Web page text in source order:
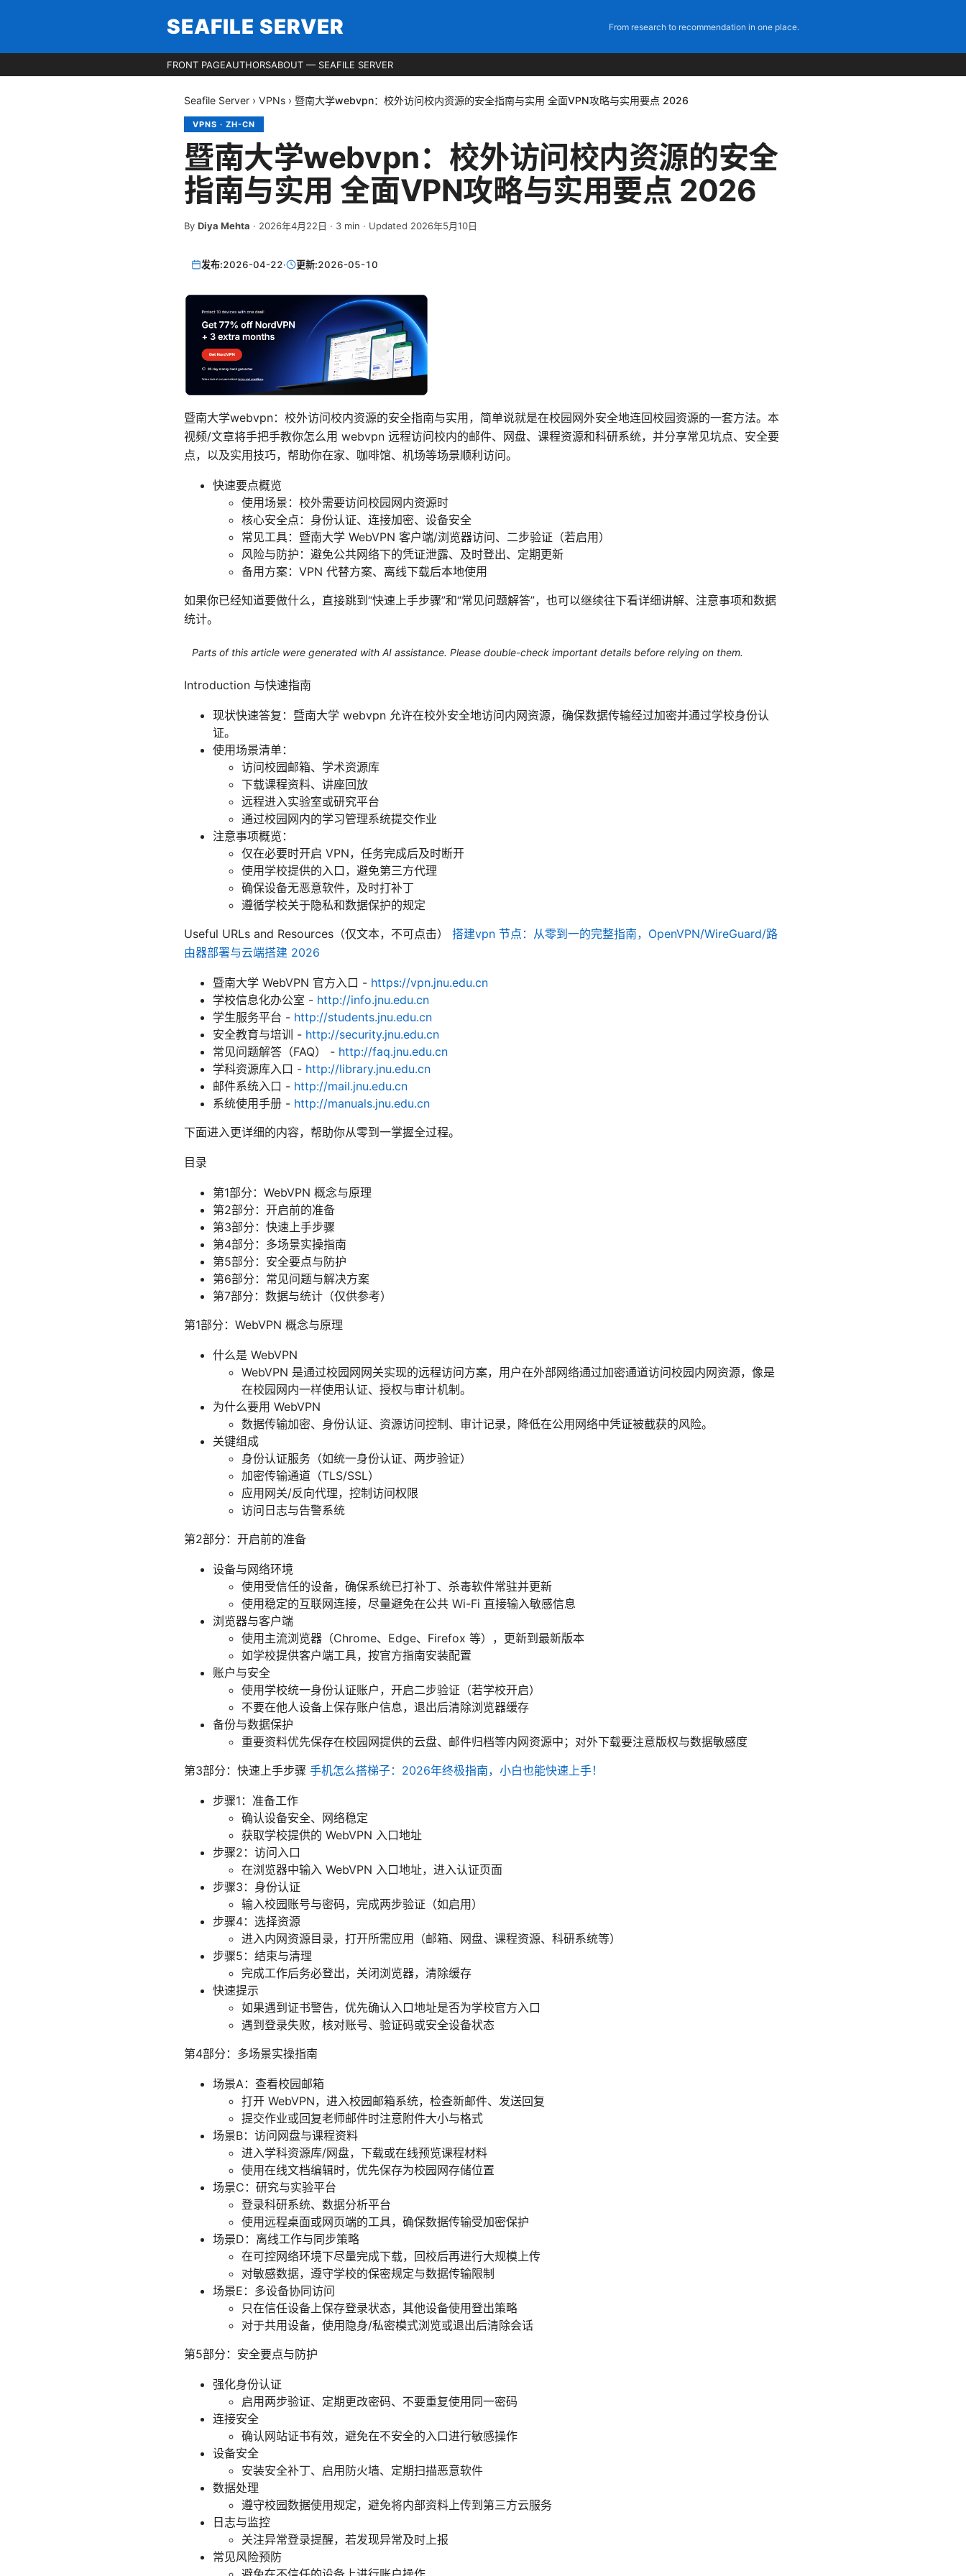
SEAFILE SERVER From research to recommendation in one place.
FRONT PAGEAUTHORSABOUT — SEAFILE SERVER
Seafile Server › VPNs › 暨南大学webvpn：校外访问校内资源的安全指南与实用 全面VPN攻略与实用要点 2026
VPNS · ZH-CN
暨南大学webvpn：校外访问校内资源的安全
指南与实用 全面VPN攻略与实用要点 2026
By Diya Mehta · 2026年4月22日 · 3 min · Updated 2026年5月10日
发布:2026-04-22· 更新:2026-05-10
暨南大学webvpn：校外访问校内资源的安全指南与实用，简单说就是在校园网外安全地连回校园资源的一套方法。本
视频/文章将手把手教你怎么用 webvpn 远程访问校内的邮件、网盘、课程资源和科研系统，并分享常见坑点、安全要
点，以及实用技巧，帮助你在家、咖啡馆、机场等场景顺利访问。
快速要点概览
使用场景：校外需要访问校园网内资源时
核心安全点：身份认证、连接加密、设备安全
常见工具：暨南大学 WebVPN 客户端/浏览器访问、二步验证（若启用）
风险与防护：避免公共网络下的凭证泄露、及时登出、定期更新
备用方案：VPN 代替方案、离线下载后本地使用
如果你已经知道要做什么，直接跳到“快速上手步骤”和“常见问题解答”，也可以继续往下看详细讲解、注意事项和数据
统计。
Parts of this article were generated with AI assistance. Please double-check important details before relying on them.
Introduction 与快速指南
现状快速答复：暨南大学 webvpn 允许在校外安全地访问内网资源，确保数据传输经过加密并通过学校身份认
证。
使用场景清单：
访问校园邮箱、学术资源库
下载课程资料、讲座回放
远程进入实验室或研究平台
通过校园网内的学习管理系统提交作业
注意事项概览：
仅在必要时开启 VPN，任务完成后及时断开
使用学校提供的入口，避免第三方代理
确保设备无恶意软件，及时打补丁
遵循学校关于隐私和数据保护的规定
Useful URLs and Resources（仅文本，不可点击） 搭建vpn 节点：从零到一的完整指南，OpenVPN/WireGuard/路
由器部署与云端搭建 2026
暨南大学 WebVPN 官方入口 - https://vpn.jnu.edu.cn
学校信息化办公室 - http://info.jnu.edu.cn
学生服务平台 - http://students.jnu.edu.cn
安全教育与培训 - http://security.jnu.edu.cn
常见问题解答（FAQ） - http://faq.jnu.edu.cn
学科资源库入口 - http://library.jnu.edu.cn
邮件系统入口 - http://mail.jnu.edu.cn
系统使用手册 - http://manuals.jnu.edu.cn
下面进入更详细的内容，帮助你从零到一掌握全过程。
目录
第1部分：WebVPN 概念与原理
第2部分：开启前的准备
第3部分：快速上手步骤
第4部分：多场景实操指南
第5部分：安全要点与防护
第6部分：常见问题与解决方案
第7部分：数据与统计（仅供参考）
第1部分：WebVPN 概念与原理
什么是 WebVPN
WebVPN 是通过校园网网关实现的远程访问方案，用户在外部网络通过加密通道访问校园内网资源，像是
在校园网内一样使用认证、授权与审计机制。
为什么要用 WebVPN
数据传输加密、身份认证、资源访问控制、审计记录，降低在公用网络中凭证被截获的风险。
关键组成
身份认证服务（如统一身份认证、两步验证）
加密传输通道（TLS/SSL）
应用网关/反向代理，控制访问权限
访问日志与告警系统
第2部分：开启前的准备
设备与网络环境
使用受信任的设备，确保系统已打补丁、杀毒软件常驻并更新
使用稳定的互联网连接，尽量避免在公共 Wi-Fi 直接输入敏感信息
浏览器与客户端
使用主流浏览器（Chrome、Edge、Firefox 等），更新到最新版本
如学校提供客户端工具，按官方指南安装配置
账户与安全
使用学校统一身份认证账户，开启二步验证（若学校开启）
不要在他人设备上保存账户信息，退出后清除浏览器缓存
备份与数据保护
重要资料优先保存在校园网提供的云盘、邮件归档等内网资源中；对外下载要注意版权与数据敏感度
第3部分：快速上手步骤 手机怎么搭梯子：2026年终极指南，小白也能快速上手！
步骤1：准备工作
确认设备安全、网络稳定
获取学校提供的 WebVPN 入口地址
步骤2：访问入口
在浏览器中输入 WebVPN 入口地址，进入认证页面
步骤3：身份认证
输入校园账号与密码，完成两步验证（如启用）
步骤4：选择资源
进入内网资源目录，打开所需应用（邮箱、网盘、课程资源、科研系统等）
步骤5：结束与清理
完成工作后务必登出，关闭浏览器，清除缓存
快速提示
如果遇到证书警告，优先确认入口地址是否为学校官方入口
遇到登录失败，核对账号、验证码或安全设备状态
第4部分：多场景实操指南
场景A：查看校园邮箱
打开 WebVPN，进入校园邮箱系统，检查新邮件、发送回复
提交作业或回复老师邮件时注意附件大小与格式
场景B：访问网盘与课程资料
进入学科资源库/网盘，下载或在线预览课程材料
使用在线文档编辑时，优先保存为校园网存储位置
场景C：研究与实验平台
登录科研系统、数据分析平台
使用远程桌面或网页端的工具，确保数据传输受加密保护
场景D：离线工作与同步策略
在可控网络环境下尽量完成下载，回校后再进行大规模上传
对敏感数据，遵守学校的保密规定与数据传输限制
场景E：多设备协同访问
只在信任设备上保存登录状态，其他设备使用登出策略
对于共用设备，使用隐身/私密模式浏览或退出后清除会话
第5部分：安全要点与防护
强化身份认证
启用两步验证、定期更改密码、不要重复使用同一密码
连接安全
确认网站证书有效，避免在不安全的入口进行敏感操作
设备安全
安装安全补丁、启用防火墙、定期扫描恶意软件
数据处理
遵守校园数据使用规定，避免将内部资料上传到第三方云服务
日志与监控
关注异常登录提醒，若发现异常及时上报
常见风险预防